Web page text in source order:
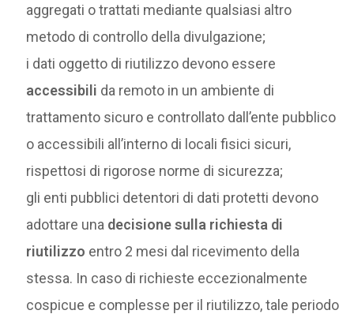
aggregati o trattati mediante qualsiasi altro
metodo di controllo della divulgazione;
i dati oggetto di riutilizzo devono essere
accessibili da remoto in un ambiente di
trattamento sicuro e controllato dall’ente pubblico
o accessibili all’interno di locali fisici sicuri,
rispettosi di rigorose norme di sicurezza;
gli enti pubblici detentori di dati protetti devono
adottare una decisione sulla richiesta di
riutilizzo entro 2 mesi dal ricevimento della
stessa. In caso di richieste eccezionalmente
cospicue e complesse per il riutilizzo, tale periodo